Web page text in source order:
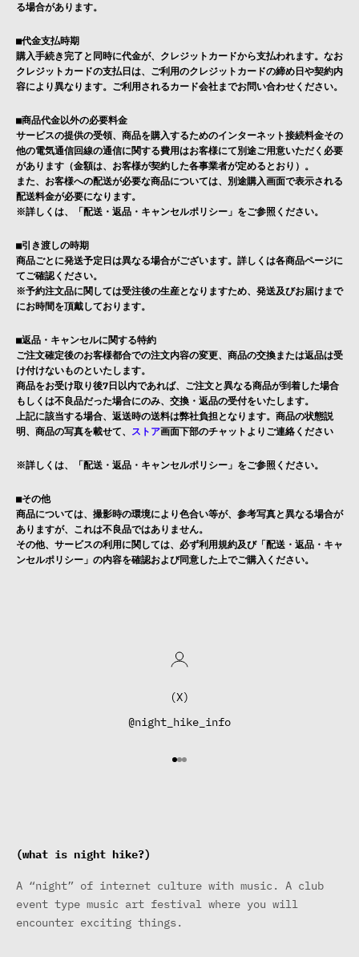
る場合があります。
■代金支払時期
購入手続き完了と同時に代金が、クレジットカードから支払われます。なお
クレジットカードの支払日は、ご利用のクレジットカードの締め日や契約内
容により異なります。ご利用されるカード会社までお問い合わせください。
■商品代金以外の必要料金
サービスの提供の受領、商品を購入するためのインターネット接続料金その
他の電気通信回線の通信に関する費用はお客様にて別途ご用意いただく必要
があります（金額は、お客様が契約した各事業者が定めるとおり）。
また、お客様への配送が必要な商品については、別途購入画面で表示される
配送料金が必要になります。
※詳しくは、「配送・返品・キャンセルポリシー 」をご参照ください。
■引き渡しの時期
商品ごとに発送予定日は異なる場合がございます。詳しくは各商品ページに
てご確認ください。
※予約注文品に関しては受注後の生産となりますため、発送及びお届けまで
にお時間を頂戴しております。
■返品・キャンセルに関する特約
ご注文確定後のお客様都合での注文内容の変更、商品の交換または返品は受
け付けないものといたします。
商品をお受け取り後7日以内であれば、ご注文と異なる商品が到着した場合
もしくは不良品だった場合にのみ、交換・返品の受付をいたします。
上記に該当する場合、返送時の送料は弊社負担となります。商品の状態説
明、商品の写真を載せて、 ストア画面下部のチャットよりご連絡ください
※詳しくは、「配送・返品・キャンセルポリシー 」をご参照ください。
■その他
商品については、撮影時の環境により色合い等が、参考写真と異なる場合が
ありますが、これは不良品ではありません。
その他、サービスの利用に関しては、必ず利用規約及び「配送・返品・キャ
ンセルポリシー」の内容を確認および同意した上でご購入ください。
(X)
@night_hike_info
I18n Error: Missing
I18n Error: Missing
I18n Error: Missing
(what is night hike?)
A “night” of internet culture with music. A club
event type music art festival where you will
encounter exciting things.